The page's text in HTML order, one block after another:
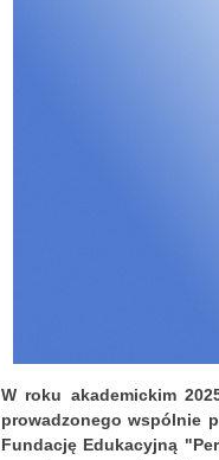
W roku akademickim
prowadzonego wspólnie
Fundację Edukacyjną